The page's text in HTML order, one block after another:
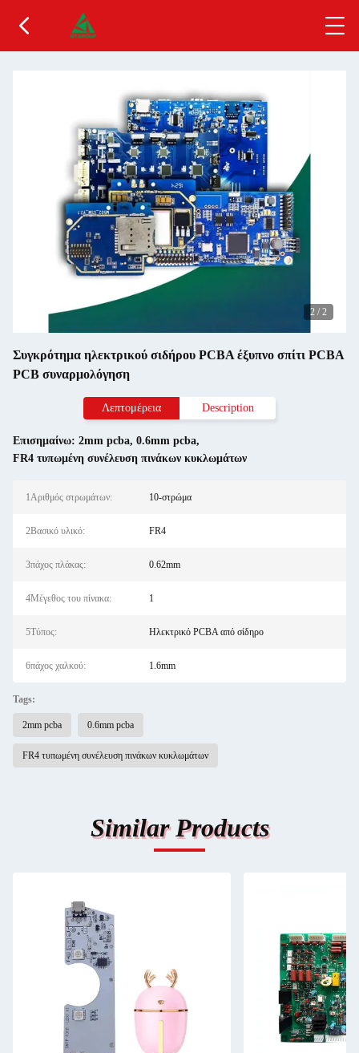
2 / 2
Συγκρότημα ηλεκτρικού σιδήρου PCBA έξυπνο σπίτι PCBA
PCB συναρμολόγηση
Λεπτομέρεια Description
Επισημαίνω: 2mm pcba, 0.6mm pcba,
FR4 τυπωμένη συνέλευση πινάκων κυκλωμάτων
1Αριθμός στρωμάτων: 10-στρώμα
2Βασικό υλικό: FR4
3πάχος πλάκας: 0.62mm
4Μέγεθος του πίνακα: 1
5Τύπος: Ηλεκτρικό PCBA από σίδηρο
6πάχος χαλκού: 1.6mm
Tags:
2mm pcba 0.6mm pcba
FR4 τυπωμένη συνέλευση πινάκων κυκλωμάτων
Similar Products